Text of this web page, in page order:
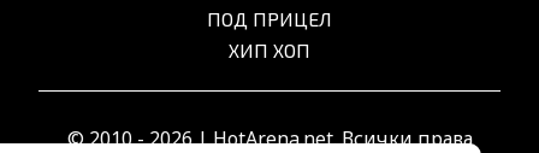
ПОД ПРИЦЕЛ
ХИП ХОП
© 2010 - 2026 | HotArena.net. Всички права